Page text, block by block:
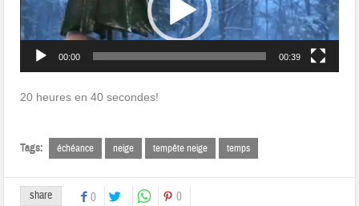
00:00 00:39
20 heures en 40 secondes!
Tags: échéance neige tempête neige temps
share 0 0